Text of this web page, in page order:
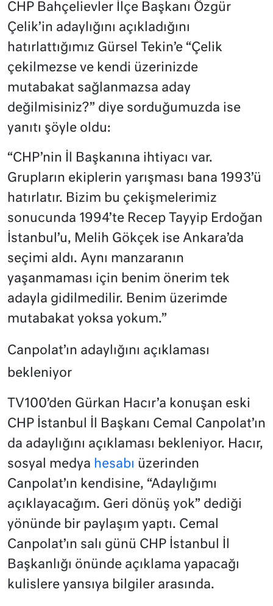
CHP Bahçelievler İlçe Başkanı Özgür
Çelik’in adaylığını açıkladığını
hatırlattığımız Gürsel Tekin’e “Çelik
çekilmezse ve kendi üzerinizde
mutabakat sağlanmazsa aday
değilmisiniz?” diye sorduğumuzda ise
yanıtı şöyle oldu:
“CHP’nin İl Başkanına ihtiyacı var.
Grupların ekiplerin yarışması bana 1993’ü
hatırlatır. Bizim bu çekişmelerimiz
sonucunda 1994’te Recep Tayyip Erdoğan
İstanbul’u, Melih Gökçek ise Ankara’da
seçimi aldı. Aynı manzaranın
yaşanmaması için benim önerim tek
adayla gidilmedilir. Benim üzerimde
mutabakat yoksa yokum.”
Canpolat’ın adaylığını açıklaması
bekleniyor
TV100’den Gürkan Hacır’a konuşan eski
CHP İstanbul İl Başkanı Cemal Canpolat’ın
da adaylığını açıklaması bekleniyor. Hacır,
sosyal medya hesabı üzerinden
Canpolat’ın kendisine, “Adaylığımı
açıklayacağım. Geri dönüş yok” dediği
yönünde bir paylaşım yaptı. Cemal
Canpolat’ın salı günü CHP İstanbul İl
Başkanlığı önünde açıklama yapacağı
kulislere yansıya bilgiler arasında.